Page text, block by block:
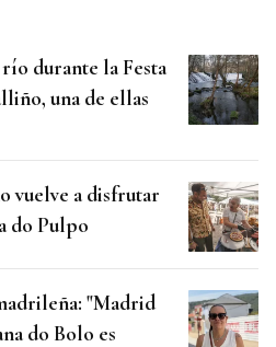
durante la Festa
una de ellas
vuelve a disfrutar
do Pulpo
"Madrid
do Bolo es